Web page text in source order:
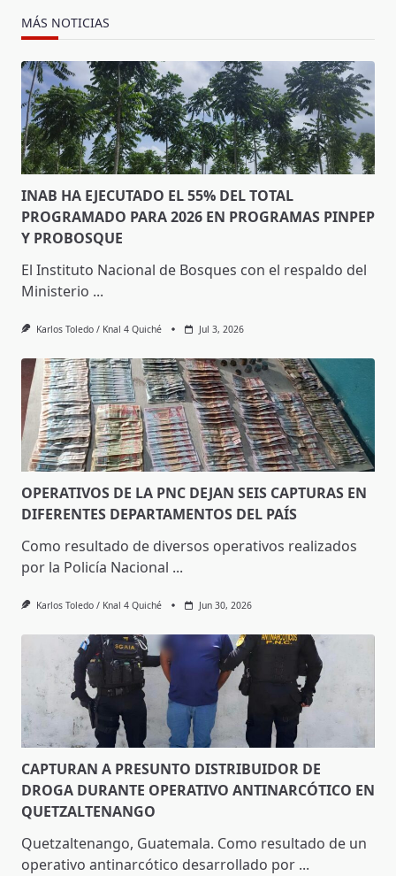
MÁS NOTICIAS
INAB HA EJECUTADO EL 55% DEL TOTAL
PROGRAMADO PARA 2026 EN PROGRAMAS PINPEP
Y PROBOSQUE
El Instituto Nacional de Bosques con el respaldo del
Ministerio ...
Karlos Toledo / Knal 4 Quiché Jul 3, 2026
OPERATIVOS DE LA PNC DEJAN SEIS CAPTURAS EN
DIFERENTES DEPARTAMENTOS DEL PAÍS
Como resultado de diversos operativos realizados
por la Policía Nacional ...
Karlos Toledo / Knal 4 Quiché Jun 30, 2026
CAPTURAN A PRESUNTO DISTRIBUIDOR DE
DROGA DURANTE OPERATIVO ANTINARCÓTICO EN
QUETZALTENANGO
Quetzaltenango, Guatemala. Como resultado de un
operativo antinarcótico desarrollado por ...